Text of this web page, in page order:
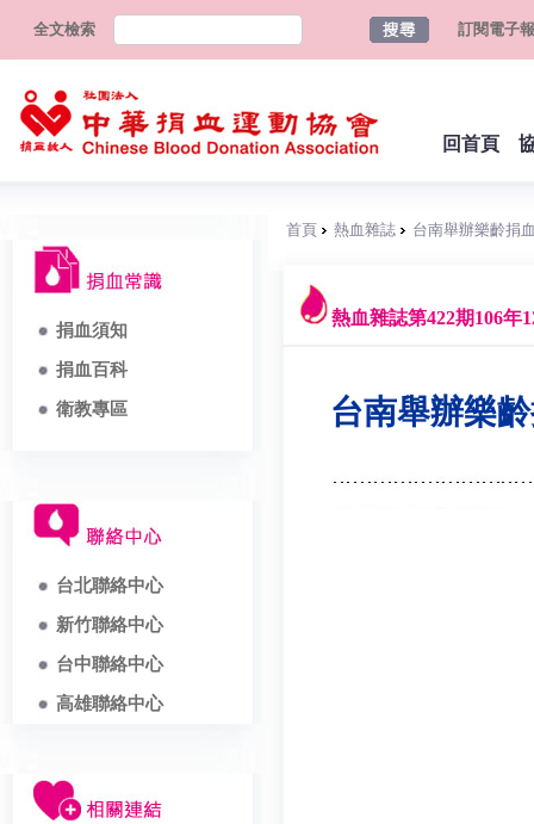
全文檢索 訂閱電子報
回首頁
捐血須知
捐血百科
衛教專區
台北聯絡中心
新竹聯絡中心
台中聯絡中心
高雄聯絡中心
首頁 熱血雜誌 台南舉辦樂齡捐
熱血雜誌第422期106年
台南舉辦樂